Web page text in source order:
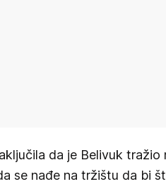
da je Belivuk tražio
se nađe na tržištu da bi